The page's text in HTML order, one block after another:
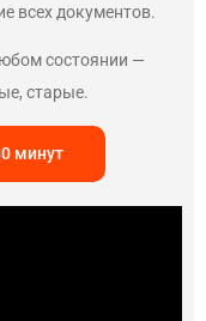
всех документов.
состоянии —
старые.
минут